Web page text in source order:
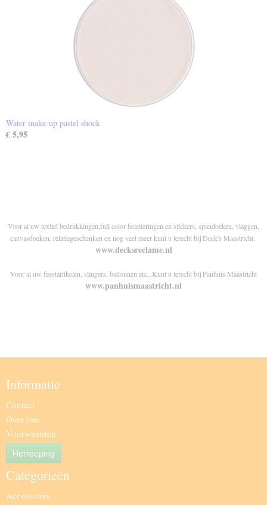
Water make-up pastel shock
€ 5,95
Voor al uw textiel bedrukkingen,full color beletteringen en stickers, spandoeken, vlaggen,
canvasdoeken, relatiegeschenken en nog veel meer kunt u terecht bij Deck's Maastricht.
www.decksreclame.nl
Voor al uw feestartikelen, slingers, ballonnen etc...Kunt u terecht bij Panhuis Maastricht
www.panhuismaastricht.nl
Informatie
Contact
Over ons
Voorwaarden
Herroeping
Categorieën
Accessoires